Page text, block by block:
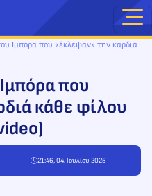
Ιμπόρα που «έκλεψαν» την καρδιά
που
κάθε φίλου
21:46, 04. Ιουλίου 2025